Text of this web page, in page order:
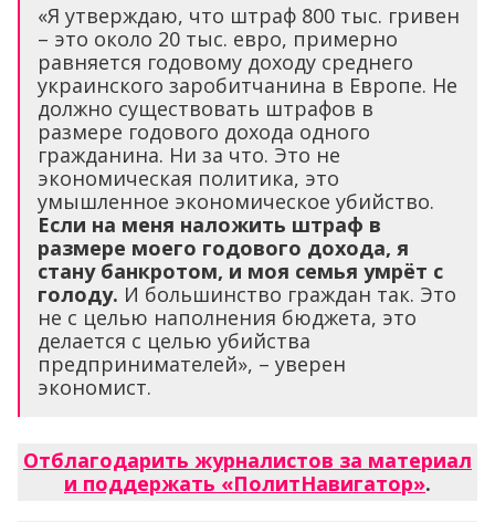
«Я утверждаю, что штраф 800 тыс. гривен
– это около 20 тыс. евро, примерно
равняется годовому доходу среднего
украинского заробитчанина в Европе. Не
должно существовать штрафов в
размере годового дохода одного
гражданина. Ни за что. Это не
экономическая политика, это
умышленное экономическое убийство.
Если на меня наложить штраф в
размере моего годового дохода, я
стану банкротом, и моя семья умрёт с
голоду. И большинство граждан так. Это
не с целью наполнения бюджета, это
делается с целью убийства
предпринимателей», – уверен
экономист.
Отблагодарить журналистов за материал
и поддержать «ПолитНавигатор».